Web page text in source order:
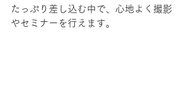
たっぷり差し込む中で、心地よく撮影
やセミナーを行えます。